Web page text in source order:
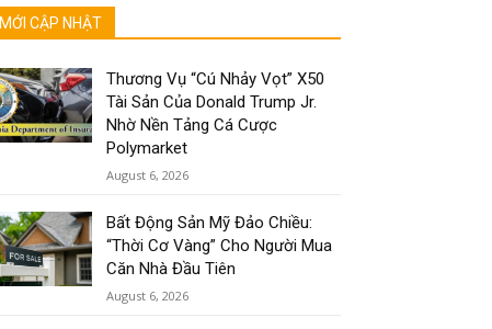
MỚI CẬP NHẬT
Thương Vụ “Cú Nhảy Vọt” X50
Tài Sản Của Donald Trump Jr.
Nhờ Nền Tảng Cá Cược
Polymarket
August 6, 2026
Bất Động Sản Mỹ Đảo Chiều:
“Thời Cơ Vàng” Cho Người Mua
Căn Nhà Đầu Tiên
August 6, 2026